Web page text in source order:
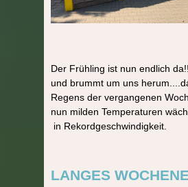
Der Frühling ist nun endlich
und brummt um uns
Regens der vergangenen
nun milden Temperaturen
in Rekordgeschwindigkeit.
LANGES